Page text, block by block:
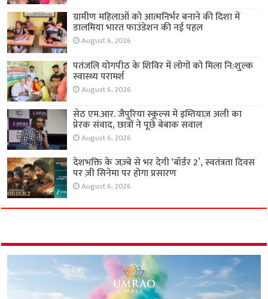
ग्रामीण महिलाओं को आत्मनिर्भर बनाने की दिशा में
डालमिया भारत फाउंडेशन की नई पहल
August 6, 2026
पतंजलि योगपीठ के शिविर में लोगों को मिला नि:शुल्क
स्वास्थ्य परामर्श
August 6, 2026
सेठ एम.आर. जैपुरिया स्कूल्स में इम्तियाज़ अली का
प्रेरक संवाद, छात्रों ने पूछे बेबाक सवाल
August 6, 2026
देशभक्ति के जज़्बे से भर देगी ‘बॉर्डर 2’, स्वतंत्रता दिवस
पर ज़ी सिनेमा पर होगा प्रसारण
August 6, 2026